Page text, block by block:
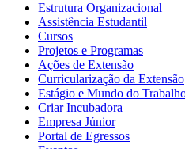
Estrutura Organizacional
Assistência Estudantil
Cursos
Projetos e Programas
Ações de Extensão
Curricularização da Extensão
Estágio e Mundo do
Criar Incubadora
Empresa Júnior
Portal de Egressos